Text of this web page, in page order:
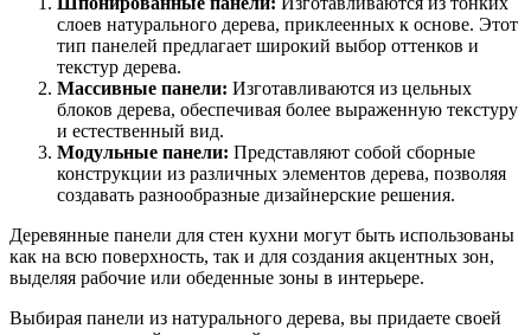
слоев натурального дерева, приклеенных к основе. Этот
тип панелей предлагает широкий выбор оттенков и
текстур дерева.
Массивные панели: Изготавливаются из цельных
блоков дерева, обеспечивая более выраженную текстуру
и естественный вид.
Модульные панели: Представляют собой сборные
конструкции из различных элементов дерева, позволяя
создавать разнообразные дизайнерские решения.
Деревянные панели для стен кухни могут быть использованы
как на всю поверхность, так и для создания акцентных зон,
выделяя рабочие или обеденные зоны в интерьере.
Выбирая панели из натурального дерева, вы придаете своей